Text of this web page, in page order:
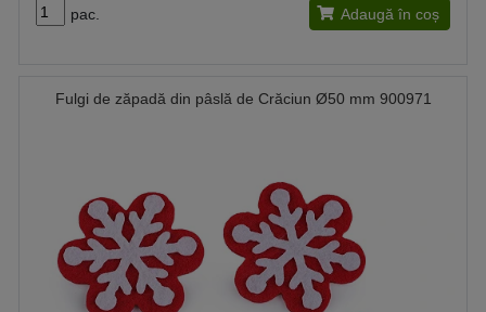
pac. Adaugă în coș
Fulgi de zăpadă din pâslă de Crăciun Ø50 mm 900971